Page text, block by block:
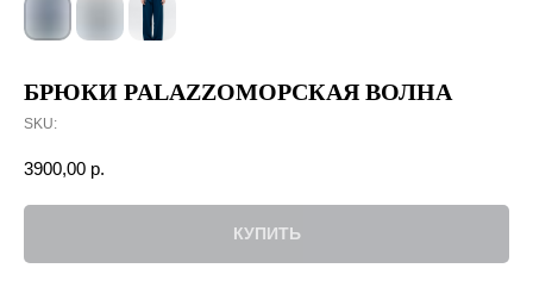
БРЮКИ PALAZZOМОРСКАЯ ВОЛНА
SKU:
3900,00 р.
КУПИТЬ